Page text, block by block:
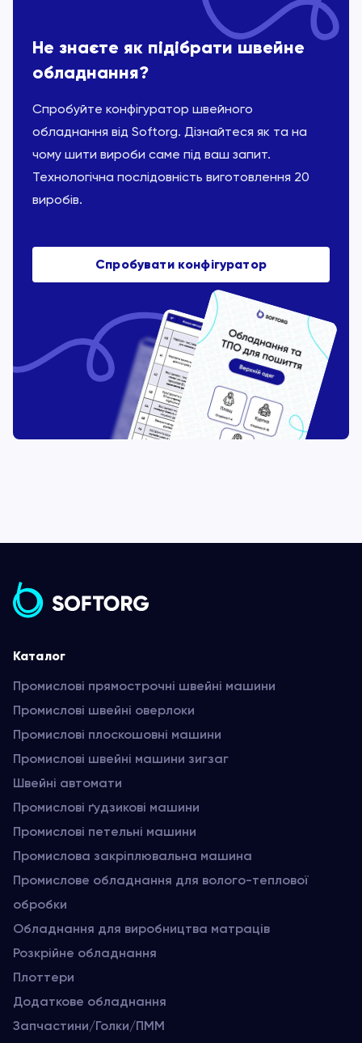
Не знаєте як підібрати швейне
обладнання?
Спробуйте конфігуратор швейного
обладнання від Softorg. Дізнайтеся як та на
чому шити вироби саме під ваш запит.
Технологічна послідовність виготовлення 20
виробів.
Спробувати конфігуратор
Каталог
Промислові прямострочні швейні машини
Промислові швейні оверлоки
Промислові плоскошовні машини
Промислові швейні машини зигзаг
Швейні автомати
Промислові ґудзикові машини
Промислові петельні машини
Промислова закріплювальна машина
Промислове обладнання для волого-теплової
обробки
Обладнання для виробництва матраців
Розкрійне обладнання
Плоттери
Додаткове обладнання
Запчастини/Голки/ПММ